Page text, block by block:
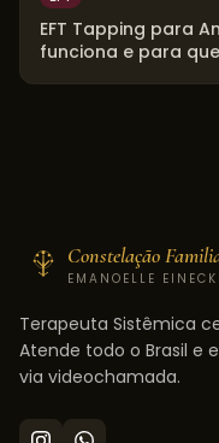
EFT Tapping para
funciona e para
Constelação
EMANOELLE
Terapeuta Sistêmica
Atende todo o Brasil e
via videochamada.